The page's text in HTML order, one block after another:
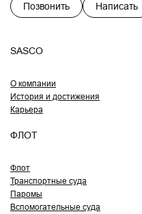
Позвонить Написать
SASCO
О компании
История и достижения
Карьера
ФЛОТ
Флот
Транспортные суда
Паромы
Вспомогательные суда